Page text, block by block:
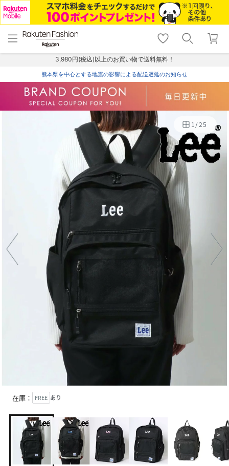
menu home
トップ
shopping_cart lock_outline
ログイン
3,980円(税込)以上のお買い物で送料無料！
熊本県を中心とする地震の影響による配送遅延のお知らせ
1/25
在庫： FREE あり